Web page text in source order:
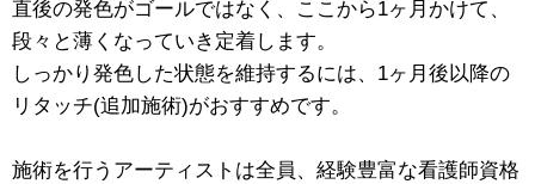
直後の発色がゴールではなく、ここから1ヶ月かけて、
段々と薄くなっていき定着します。
しっかり発色した状態を維持するには、1ヶ月後以降の
リタッチ(追加施術)がおすすめです。
施術を行うアーティストは全員、経験豊富な看護師資格